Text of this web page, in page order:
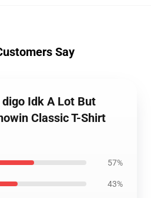
Say
Idk A Lot But
Classic T-Shirt
57%
43%